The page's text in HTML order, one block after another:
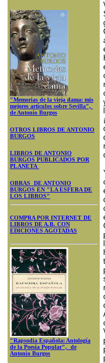
"Memorias de la vieja dama: mis
mejores artículos sobre Sevilla",
de Antonio Burgos
OTROS LIBROS DE ANTONIO
BURGOS
LIBROS DE ANTONIO
BURGOS PUBLICADOS POR
PLANETA
OBRAS DE ANTONIO
BURGOS EN "LA ESFERA DE
LOS LIBROS"
COMPRA POR INTERNET DE
LIBROS DE A.B. CON
EDICIONES AGOTADAS
"Rapsodia Española: Antología
de la Poesía Popular", de
Antonio Burgos